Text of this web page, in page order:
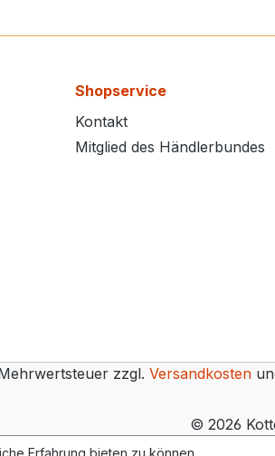
Shopservice
Kontakt
Mitglied des Händlerbundes
zzgl. Versandkosten
© 2026
Erfahrung bieten zu können.